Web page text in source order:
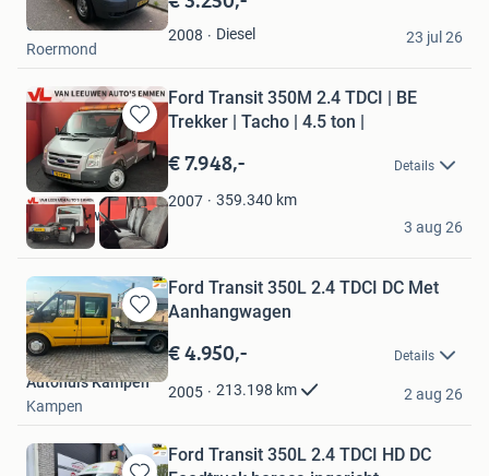
Mijn
Favorieten
2008 Diesel
Utku Avsar
Roermond
23 jul 26
Bewaren
in
Mijn
Favorieten
Ford Transit 350M 2.4 TDCI | BE
Trekker | Tacho | 4.5 ton |
€ 7.948,- Details
2007 359.340 km
van Leeuwen Auto's
Emmen
3 aug 26
Bewaren
in
Mijn
Favorieten
Ford Transit 350L 2.4 TDCI DC Met
Aanhangwagen
€ 4.950,- Details
2005 213.198 km
Autohuis Kampen
Kampen
2 aug 26
Ford Transit 350L 2.4 TDCI HD DC